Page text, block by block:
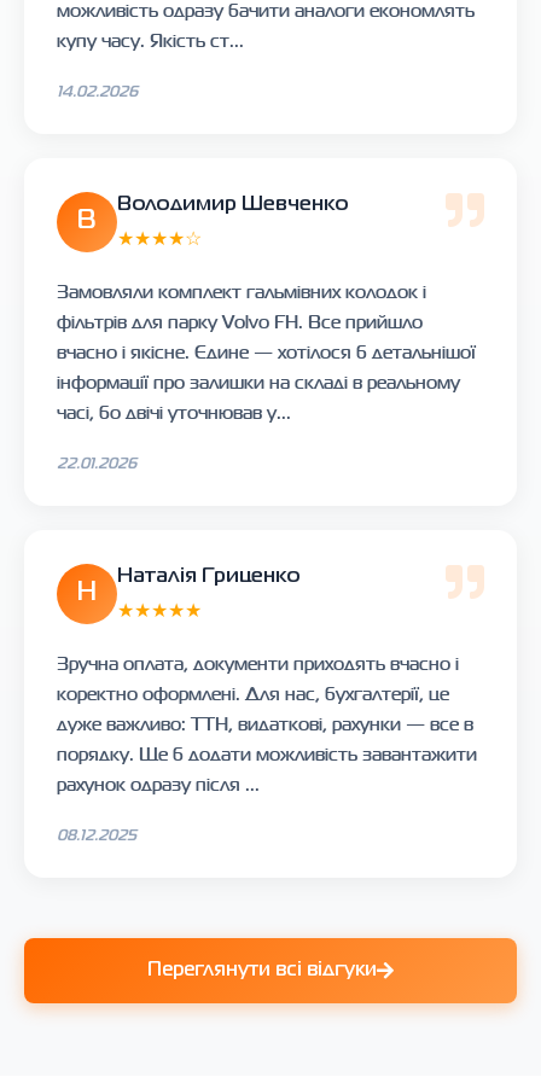
можливість одразу бачити аналоги економлять
купу часу. Якість ст...
14.02.2026
В
Володимир Шевченко
★★★★☆
Замовляли комплект гальмівних колодок і
фільтрів для парку Volvo FH. Все прийшло
вчасно і якісне. Єдине — хотілося б детальнішої
інформації про залишки на складі в реальному
часі, бо двічі уточнював у...
22.01.2026
Н
Наталія Гриценко
★★★★★
Зручна оплата, документи приходять вчасно і
коректно оформлені. Для нас, бухгалтерії, це
дуже важливо: ТТН, видаткові, рахунки — все в
порядку. Ще б додати можливість завантажити
рахунок одразу після ...
08.12.2025
Переглянути всі відгуки